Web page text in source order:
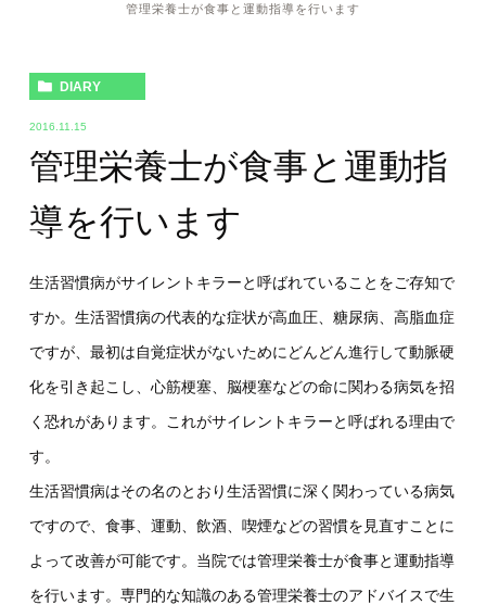
管理栄養士が食事と運動指導を行います
DIARY
2016.11.15
管理栄養士が食事と運動指
導を行います
生活習慣病がサイレントキラーと呼ばれていることをご存知で
すか。生活習慣病の代表的な症状が高血圧、糖尿病、高脂血症
ですが、最初は自覚症状がないためにどんどん進行して動脈硬
化を引き起こし、心筋梗塞、脳梗塞などの命に関わる病気を招
く恐れがあります。これがサイレントキラーと呼ばれる理由で
す。
生活習慣病はその名のとおり生活習慣に深く関わっている病気
ですので、食事、運動、飲酒、喫煙などの習慣を見直すことに
よって改善が可能です。当院では管理栄養士が食事と運動指導
を行います。専門的な知識のある管理栄養士のアドバイスで生